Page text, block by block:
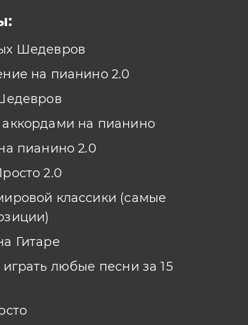
Шедевров
на пианино 2.0
на пианино
пианино 2.0
2.0
классики (самые
Гитаре
играть любые песни за 15